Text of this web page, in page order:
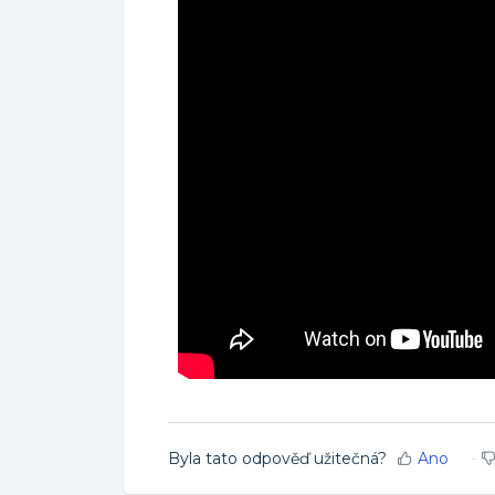
Byla tato odpověď užitečná? Ano